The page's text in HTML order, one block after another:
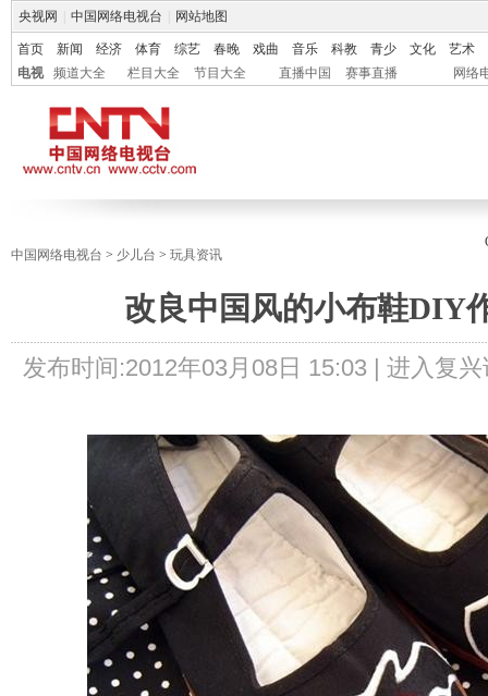
央视网 中国网络电视台 网站地图
首页 新闻 经济 体育 综艺 春晚 戏曲 音乐 科教 青少 文化
艺术
电视
频道大全 栏目大全 节目大全 直播中国 赛事直播 网络
中国网络电视台 > 少儿台 > 玩具资讯
改良中国风的小布鞋DIY
发布时间:2012年03月08日 15:03 | 进入复兴